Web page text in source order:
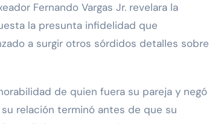
la presunta infidelidad que
a surgir otros sórdidos detalles sobre
de quien fuera su pareja y negó
relación terminó antes de que su